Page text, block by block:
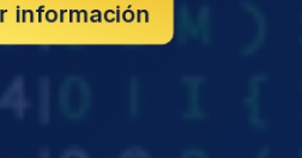
información